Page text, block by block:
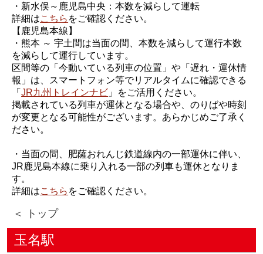
・新水俣～鹿児島中央：本数を減らして運転
詳細はこちら をご確認ください。
【鹿児島本線】
・熊本 ～ 宇土間は当面の間、本数を減らして運行本数
を減らして運行しています。
区間等の「今動いている列車の位置」や「遅れ・運休情
報」は、スマートフォン等でリアルタイムに確認できる
「JR九州トレインナビ 」をご活用ください。
掲載されている列車が運休となる場合や、のりばや時刻
が変更となる可能性がございます。あらかじめご了承く
ださい。
・当面の間、肥薩おれんじ鉄道線内の一部運休に伴い、
JR鹿児島本線に乗り入れる一部の列車も運休となりま
す。
詳細はこちら をご確認ください。
＜ トップ
玉名駅